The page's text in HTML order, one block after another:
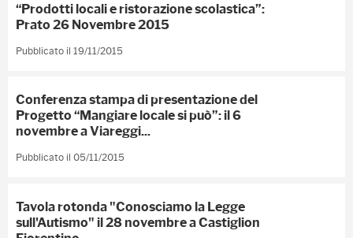
“Prodotti locali e ristorazione scolastica”:
Prato 26 Novembre 2015
Pubblicato il 19/11/2015
Conferenza stampa di presentazione del
Progetto “Mangiare locale si può”: il 6
novembre a Viareggi...
Pubblicato il 05/11/2015
Tavola rotonda "Conosciamo la Legge
sull'Autismo" il 28 novembre a Castiglion